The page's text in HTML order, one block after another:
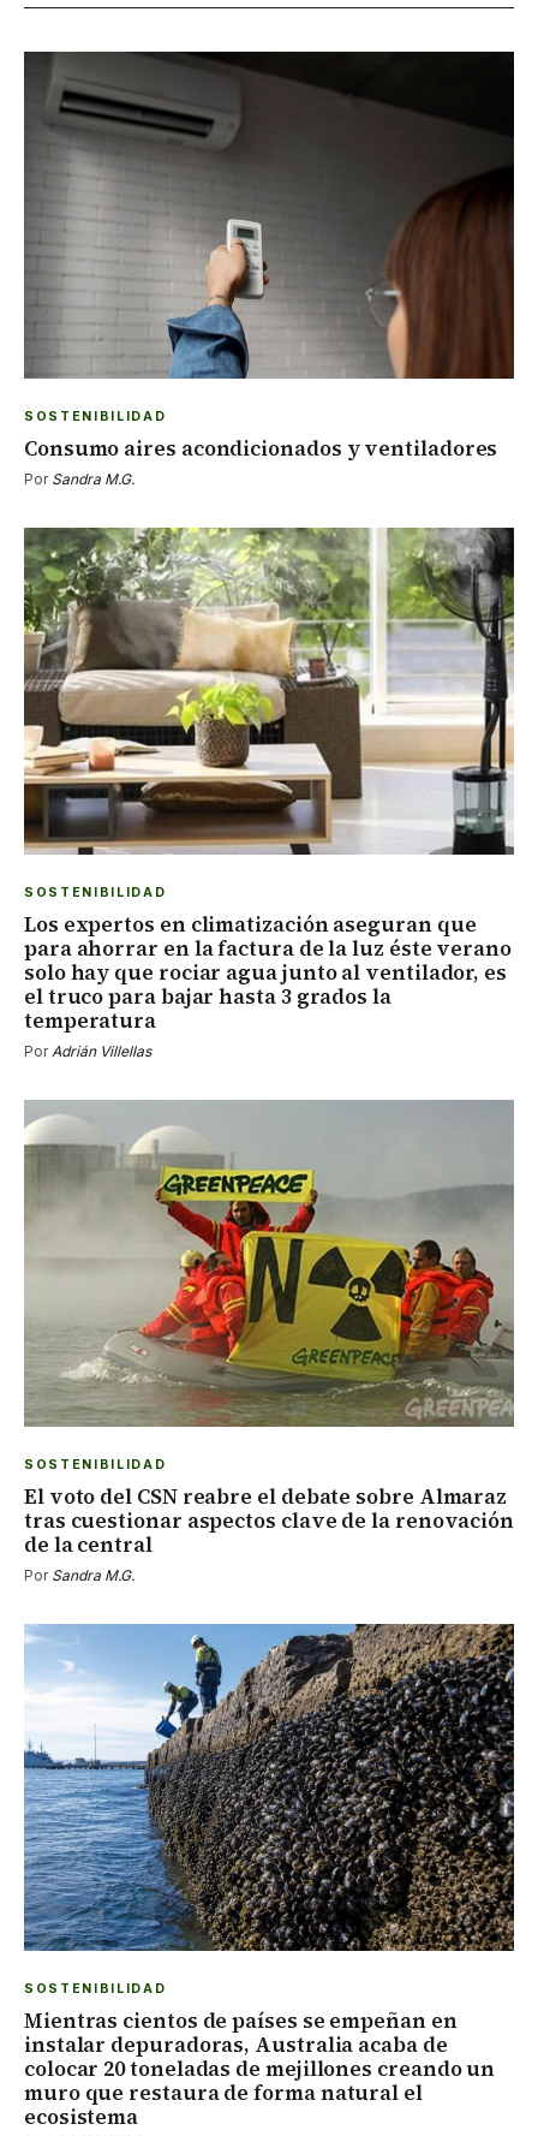
SOSTENIBILIDAD
Consumo aires acondicionados y ventiladores
Por Sandra M.G.
SOSTENIBILIDAD
Los expertos en climatización aseguran que
para ahorrar en la factura de la luz éste verano
solo hay que rociar agua junto al ventilador, es
el truco para bajar hasta 3 grados la
temperatura
Por Adrián Villellas
SOSTENIBILIDAD
El voto del CSN reabre el debate sobre Almaraz
tras cuestionar aspectos clave de la renovación
de la central
Por Sandra M.G.
SOSTENIBILIDAD
Mientras cientos de países se empeñan en
instalar depuradoras, Australia acaba de
colocar 20 toneladas de mejillones creando un
muro que restaura de forma natural el
ecosistema